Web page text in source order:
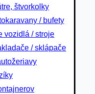
štvorkolky
/ bufety
vozidlá / stroje
/ sklápače
/ sklápače